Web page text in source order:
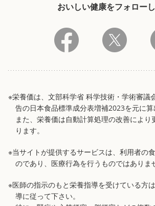
おいしい健康をフォロー
※栄養価は、文部科学省 科学技術・学術審議
告の日本食品標準成分表増補2023を元に算
また、栄養価は自動計算処理の改善により
ります。
※当サイトが提供するサービスは、利用者の
のであり、医療行為を行うものではありま
※医師の指示のもと栄養指導を受けている方
導に従って下さい。